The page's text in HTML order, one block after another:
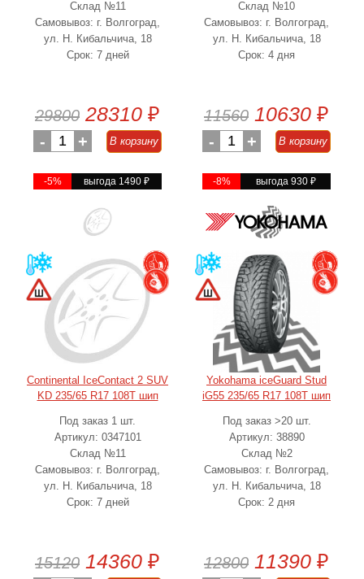
Склад №11
Самовывоз: г. Волгоград,
ул. Н. Кибальчича, 18
Срок: 7 дней
29800 28310 ₽
- 1 + В корзину
-5% выгода 1490₽
Склад №10
Самовывоз: г. Волгоград,
ул. Н. Кибальчича, 18
Срок: 4 дня
11560 10630 ₽
- 1 + В корзину
-8% выгода 930 ₽
Continental IceContact 2 SUV
KD 235/65 R17 108T шип
Под заказ 1 шт.
Артикул: 0347101
Склад №11
Самовывоз: г. Волгоград,
ул. Н. Кибальчича, 18
Срок: 7 дней
15120 14360 ₽
Yokohama iceGuard Stud
iG55 235/65 R17 108T шип
Под заказ >20 шт.
Артикул: 38890
Склад №2
Самовывоз: г. Волгоград,
ул. Н. Кибальчича, 18
Срок: 2 дня
12800 11390 ₽